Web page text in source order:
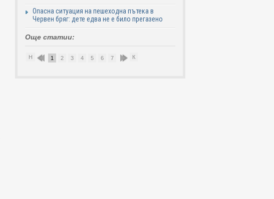
Опасна ситуация на пешеходна пътека в
Червен бряг: дете едва не е било прегазено
Още статии:
Н 1 2 3 4 5 6 7 8 9К